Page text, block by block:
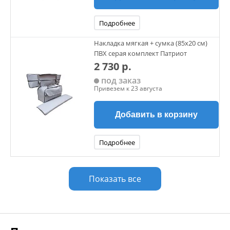
Подробнее
Накладка мягкая + сумка (85х20 см)
ПВХ серая комплект Патриот
2 730 р.
под заказ
Привезем к 23 августа
Добавить в корзину
Подробнее
Показать все